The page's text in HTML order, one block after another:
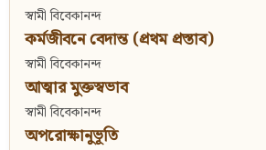
স্বামী বিবেকানন্দ
কর্মজীবনে বেদান্ত (প্রথম প্রস্তাব)
স্বামী বিবেকানন্দ
আত্মার মুক্তস্বভাব
স্বামী বিবেকানন্দ
অপরোক্ষানুভূতি